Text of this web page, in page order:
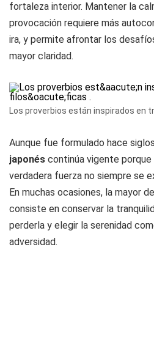
fortaleza interior. Mantener la
provocación requiere más
ira, y permite afrontar los
mayor claridad.
Los proverbios están inspirados en
Aunque fue formulado hace
japonés continúa vigente porque
verdadera fuerza no siempre se
En muchas ocasiones, la mayor
consiste en conservar la
perderla y elegir la serenidad
adversidad.